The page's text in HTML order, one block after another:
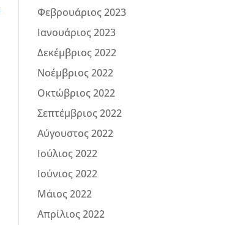
Φεβρουάριος 2023
Ιανουάριος 2023
Δεκέμβριος 2022
Νοέμβριος 2022
Οκτώβριος 2022
Σεπτέμβριος 2022
Αύγουστος 2022
Ιούλιος 2022
Ιούνιος 2022
Μάιος 2022
Απρίλιος 2022